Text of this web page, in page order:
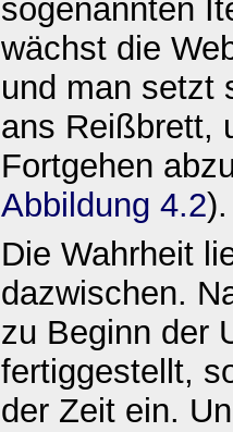
sogenannten
wächst die
und man setzt
ans Reißbrett,
Fortgehen
Abbildung 4.2).
Die Wahrheit
dazwischen.
zu Beginn der
fertiggestellt,
der Zeit ein.